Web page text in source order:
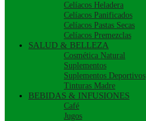
Celíacos Heladera
Celíacos Panificados
Celíacos Pastas Secas
Celíacos Premezclas
SALUD & BELLEZA
Cosmética Natural
Suplementos
Suplementos Deportivos
Tinturas Madre
BEBIDAS & INFUSIONES
Café
Jugos